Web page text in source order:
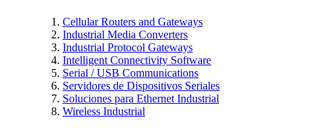
Cellular Routers and Gateways
Industrial Media Converters
Industrial Protocol Gateways
Intelligent Connectivity Software
Serial / USB Communications
Servidores de Dispositivos Seriales
Soluciones para Ethernet Industrial
Wireless Industrial